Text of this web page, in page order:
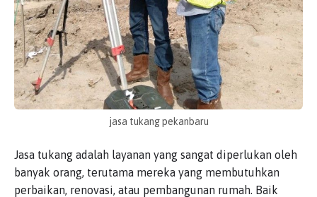
jasa tukang pekanbaru
Jasa tukang adalah layanan yang sangat diperlukan oleh
banyak orang, terutama mereka yang membutuhkan
perbaikan, renovasi, atau pembangunan rumah. Baik